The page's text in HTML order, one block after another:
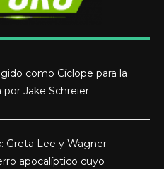
como Cíclope para la
Jake Schreier
Greta Lee y Wagner
apocalíptico cuyo